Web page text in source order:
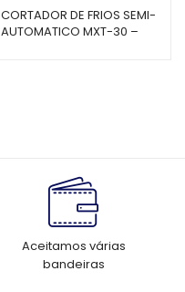
CORTADOR DE FRIOS SEMI-
AUTOMATICO MXT-30 –
Aceitamos várias
bandeiras